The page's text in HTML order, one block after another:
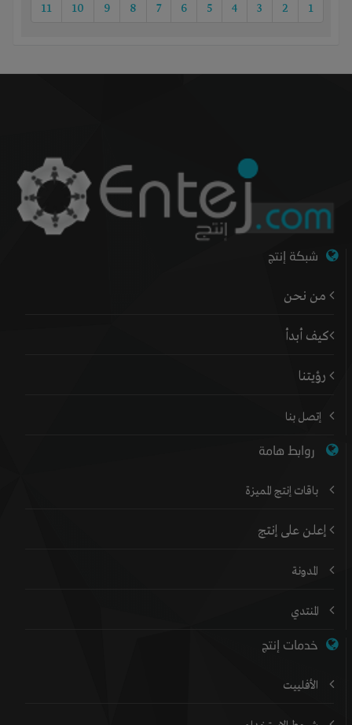
1
2
3
4
5
6
7
8
9
10
11
شبكة إنتج
من نحن
كيف أبدأ
رؤيتنا
إتصل بنا
روابط هامة
باقات إنتج المميزة
إعلن على إنتج
المدونة
المنتدي
خدمات إنتج
الأفلييت